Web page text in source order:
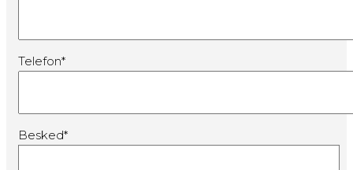
Telefon*
Besked*